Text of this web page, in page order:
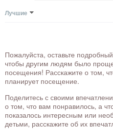
Лучшие
Пожалуйста, оставьте
чтобы другим людям было
посещения! Расскажите о том,
планирует посещение.
Поделитесь с своими
о том, что вам понравилось, а
показалось интересным или
детьми, расскажите об их